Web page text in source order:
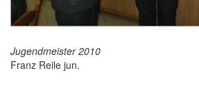
Jugendmeister 2010
Franz Reile jun.